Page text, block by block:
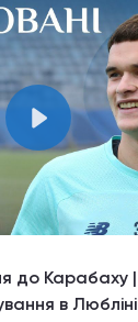
до Карабаху |
в Любліні